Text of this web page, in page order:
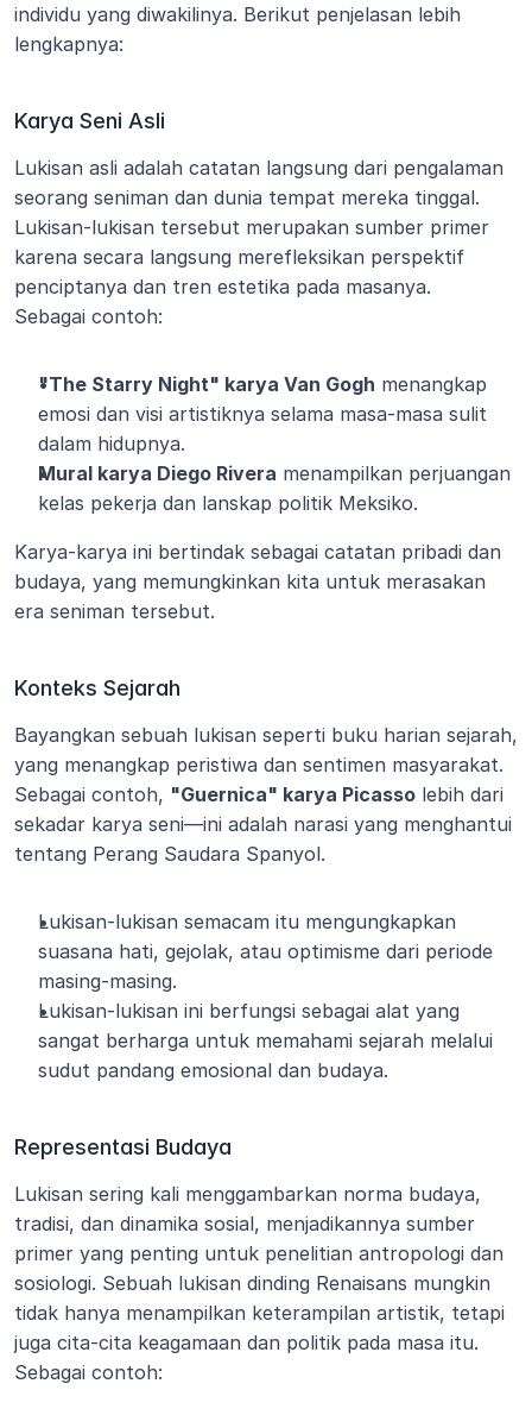
individu yang diwakilinya. Berikut penjelasan lebih
lengkapnya:
Karya Seni Asli
Lukisan asli adalah catatan langsung dari pengalaman
seorang seniman dan dunia tempat mereka tinggal.
Lukisan-lukisan tersebut merupakan sumber primer
karena secara langsung merefleksikan perspektif
penciptanya dan tren estetika pada masanya.
Sebagai contoh:
"The Starry Night" karya Van Gogh menangkap
emosi dan visi artistiknya selama masa-masa sulit
dalam hidupnya.
Mural karya Diego Rivera menampilkan perjuangan
kelas pekerja dan lanskap politik Meksiko.
Karya-karya ini bertindak sebagai catatan pribadi dan
budaya, yang memungkinkan kita untuk merasakan
era seniman tersebut.
Konteks Sejarah
Bayangkan sebuah lukisan seperti buku harian sejarah,
yang menangkap peristiwa dan sentimen masyarakat.
Sebagai contoh, "Guernica" karya Picasso lebih dari
sekadar karya seni—ini adalah narasi yang menghantui
tentang Perang Saudara Spanyol.
Lukisan-lukisan semacam itu mengungkapkan
suasana hati, gejolak, atau optimisme dari periode
masing-masing.
Lukisan-lukisan ini berfungsi sebagai alat yang
sangat berharga untuk memahami sejarah melalui
sudut pandang emosional dan budaya.
Representasi Budaya
Lukisan sering kali menggambarkan norma budaya,
tradisi, dan dinamika sosial, menjadikannya sumber
primer yang penting untuk penelitian antropologi dan
sosiologi. Sebuah lukisan dinding Renaisans mungkin
tidak hanya menampilkan keterampilan artistik, tetapi
juga cita-cita keagamaan dan politik pada masa itu.
Sebagai contoh: